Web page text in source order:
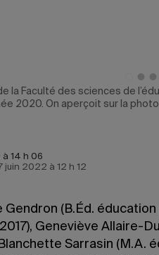
la Faculté des sciences de
2020. On aperçoit sur la
14 h 06
juin 2022 à 12 h 12
Gendron (B.Éd.
Geneviève Allaire-
Sarrasin (M.A.